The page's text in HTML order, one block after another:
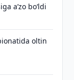
aʼzo bo‘ldi
oltin